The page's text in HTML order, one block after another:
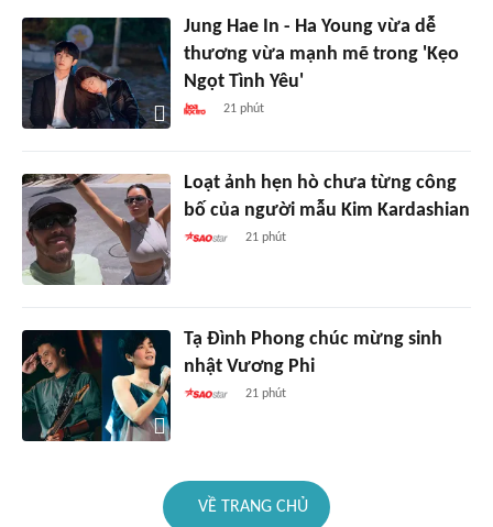
Jung Hae In - Ha Young vừa dễ
thương vừa mạnh mẽ trong 'Kẹo
Ngọt Tình Yêu'
21 phút
Loạt ảnh hẹn hò chưa từng công
bố của người mẫu Kim Kardashian
21 phút
Tạ Đình Phong chúc mừng sinh
nhật Vương Phi
21 phút
VỀ TRANG CHỦ